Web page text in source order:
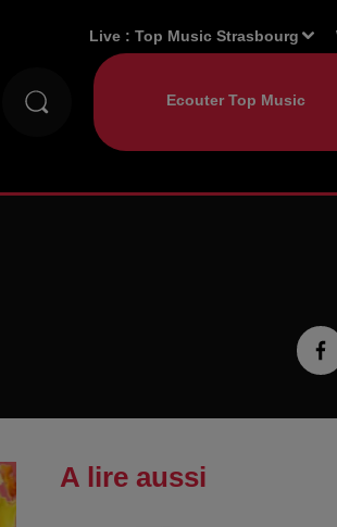
Live :Top Music Strasbourg
A lire aussi